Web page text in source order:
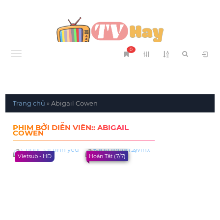
Menu
0
Trang chủ »Abigail Cowen
PHIM BỞI DIỄN VIÊN:: ABIGAIL
COWEN
Vietsub - HD Hoàn Tất (7/7)